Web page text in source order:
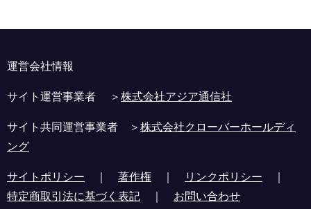
運営会社情報
サイト運営事業者 ＞株式会社アジア通信社
サイト共同運営事業者 ＞株式会社クローバーホールディ
ング
サイトポリシー ｜ 著作権 ｜ リンクポリシー ｜
特定商取引法に基づく表記 ｜ お問い合わせ